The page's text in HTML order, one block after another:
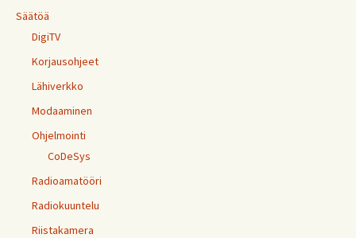
Säätöä
DigiTV
Korjausohjeet
Lähiverkko
Modaaminen
Ohjelmointi
CoDeSys
Radioamatööri
Radiokuuntelu
Riistakamera